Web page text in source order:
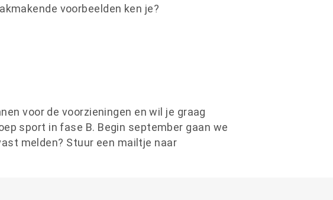
voorbeelden ken je?
voor de voorzieningen en wil je graag
sport in fase B. Begin september gaan we
melden? Stuur een mailtje naar